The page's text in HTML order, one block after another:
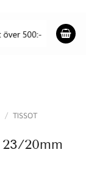
/ TISSOT
20mm